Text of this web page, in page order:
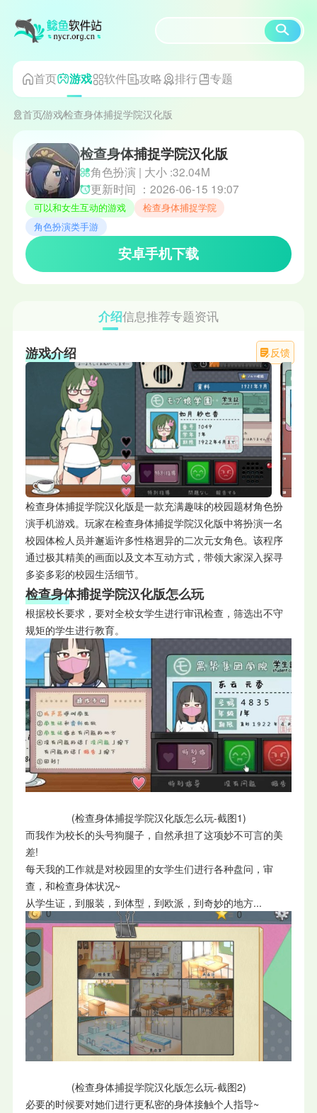
首页 游戏 软件 攻略 排行 专题
首页游戏检查身体捕捉学院汉化版
检查身体捕捉学院汉化版
角色扮演 | 大小 :32.04M
更新时间 ：2026-06-15 19:07
可以和女生互动的游戏
检查身体捕捉学院
角色扮演类手游
安卓手机下载
介绍信息推荐专题资讯
反馈
游戏介绍
检查身体捕捉学院汉化版是一款充满趣味的校园题材角色扮
演手机游戏。玩家在检查身体捕捉学院汉化版中将扮演一名
校园体检人员并邂逅许多性格迥异的二次元女角色。该程序
通过极其精美的画面以及文本互动方式，带领大家深入探寻
多姿多彩的校园生活细节。
检查身体捕捉学院汉化版怎么玩
根据校长要求，要对全校女学生进行审讯检查，筛选出不守
规矩的学生进行教育。
(检查身体捕捉学院汉化版怎么玩-截图1)
而我作为校长的头号狗腿子，自然承担了这项妙不可言的美
差!
每天我的工作就是对校园里的女学生们进行各种盘问，审
查，和检查身体状况~
从学生证，到服装，到体型，到欧派，到奇妙的地方...
(检查身体捕捉学院汉化版怎么玩-截图2)
必要的时候要对她们进行更私密的身体接触个人指导~